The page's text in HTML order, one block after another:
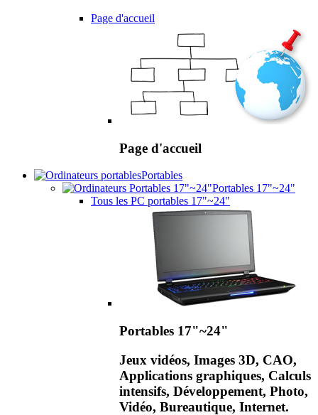
Page d'accueil
Page d'accueil
Portables
Portables 17"~24"
Tous les PC portables 17"~24"
Portables 17"~24"
Jeux vidéos, Images 3D, CAO,
Applications graphiques, Calculs
intensifs, Développement, Photo,
Vidéo, Bureautique, Internet.